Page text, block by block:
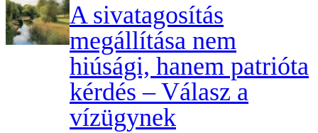
A sivatagosítás
megállítása nem
hiúsági, hanem patrióta
kérdés – Válasz a
vízügynek